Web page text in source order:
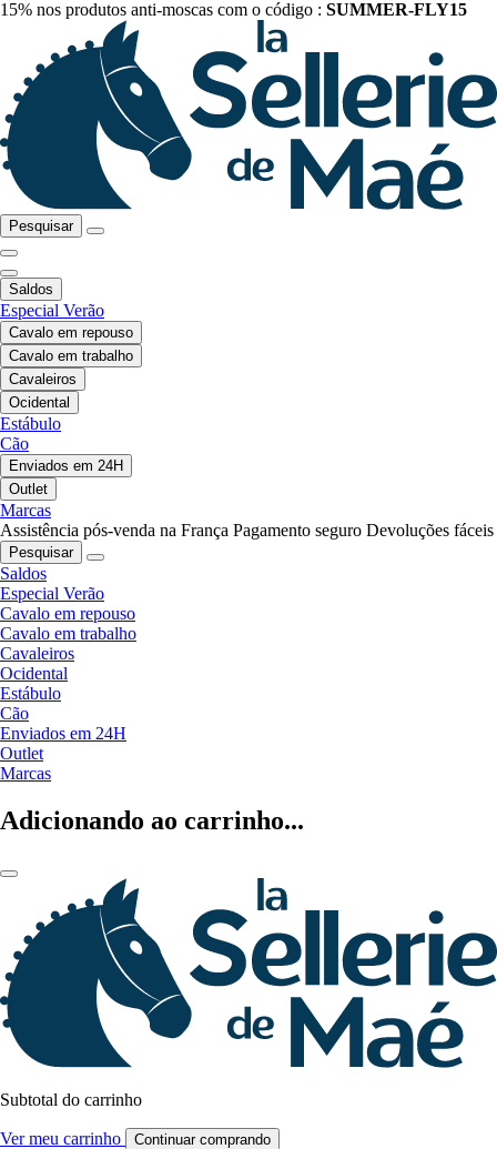
15% nos produtos anti-moscas com o código : SUMMER-FLY15
Pesquisar
Saldos
Especial Verão
Cavalo em repouso
Cavalo em trabalho
Cavaleiros
Ocidental
Estábulo
Cão
Enviados em 24H
Outlet
Marcas
Assistência pós-venda na França Pagamento seguro Devoluções fáceis
Pesquisar
Saldos
Especial Verão
Cavalo em repouso
Cavalo em trabalho
Cavaleiros
Ocidental
Estábulo
Cão
Enviados em 24H
Outlet
Marcas
Adicionando ao carrinho...
Subtotal do carrinho
Ver meu carrinho Continuar comprando